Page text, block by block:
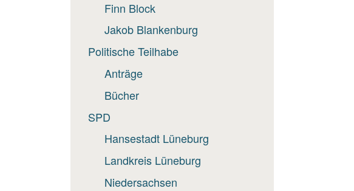
Finn Block
Jakob Blankenburg
Politische Teilhabe
Anträge
Bücher
SPD
Hansestadt Lüneburg
Landkreis Lüneburg
Niedersachsen